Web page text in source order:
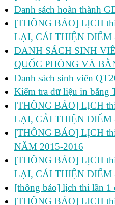
Danh sách hoàn thành
[THÔNG BÁO] LỊCH thi
LẠI, CẢI THIỆN ĐIỂM
DANH SÁCH SINH
QUỐC PHÒNG VÀ
Danh sách sinh viên
Kiểm tra dữ liệu in
[THÔNG BÁO] LỊCH thi
LẠI, CẢI THIỆN ĐIỂM
[THÔNG BÁO] LỊCH
NĂM 2015-2016
[THÔNG BÁO] LỊCH
LẠI, CẢI THIỆN ĐIỂM
[thông báo] lịch thi lần 1
[THÔNG BÁO] LỊCH thi